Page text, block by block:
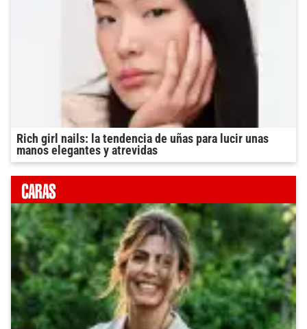
Rich girl nails: la tendencia de uñas para lucir unas
manos elegantes y atrevidas